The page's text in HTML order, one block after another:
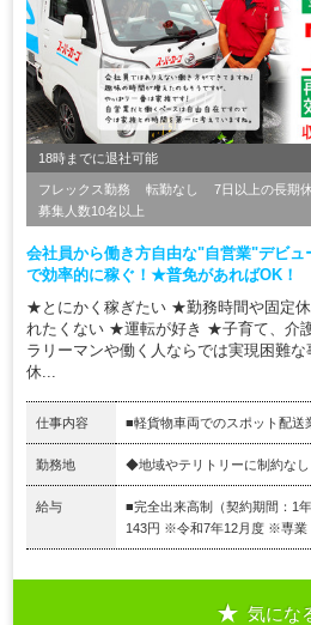
18時までに退社可能
フレックス勤務 転勤なし 7日以上の長期
募集人数10名以上
会社員から働き方自由な"自営業"デビ
で効率的に稼ぐ！★普免があればOK！
★とにかく稼ぎたい ★勤務時間や固定
れたくない ★運転が好き ★子育て、介
ラリーマンや働く人ならでは実現困難
休...
仕事内容 ■軽貨物車両でのスポット配送
勤務地 ◆地域やテリトリーに制約なし
給与
■完全出来高制（契約期間：1
143円 ※令和7年12月度 ※専業
気にな